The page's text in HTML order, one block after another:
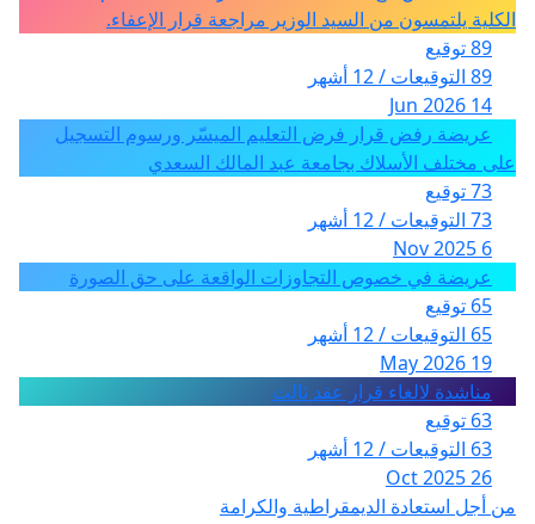
الكلية يلتمسون من السيد الوزير مراجعة قرار الإعفاء.
89 توقيع
89 التوقيعات / 12 أشهر
14 Jun 2026
عريضة رفض قرار فرض التعليم الميسّر ورسوم التسجيل
على مختلف الأسلاك بجامعة عبد المالك السعدي
73 توقيع
73 التوقيعات / 12 أشهر
6 Nov 2025
عريضة في خصوص التجاوزات الواقعة على حق الصورة
65 توقيع
65 التوقيعات / 12 أشهر
19 May 2026
مناشدة لالغاء قرار عقد ثالث
63 توقيع
63 التوقيعات / 12 أشهر
26 Oct 2025
من أجل استعادة الديمقراطية والكرامة